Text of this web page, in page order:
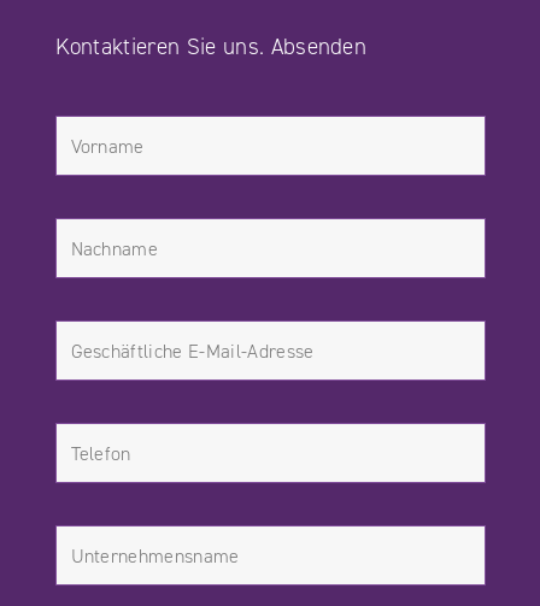
Kontaktieren Sie uns. Absenden